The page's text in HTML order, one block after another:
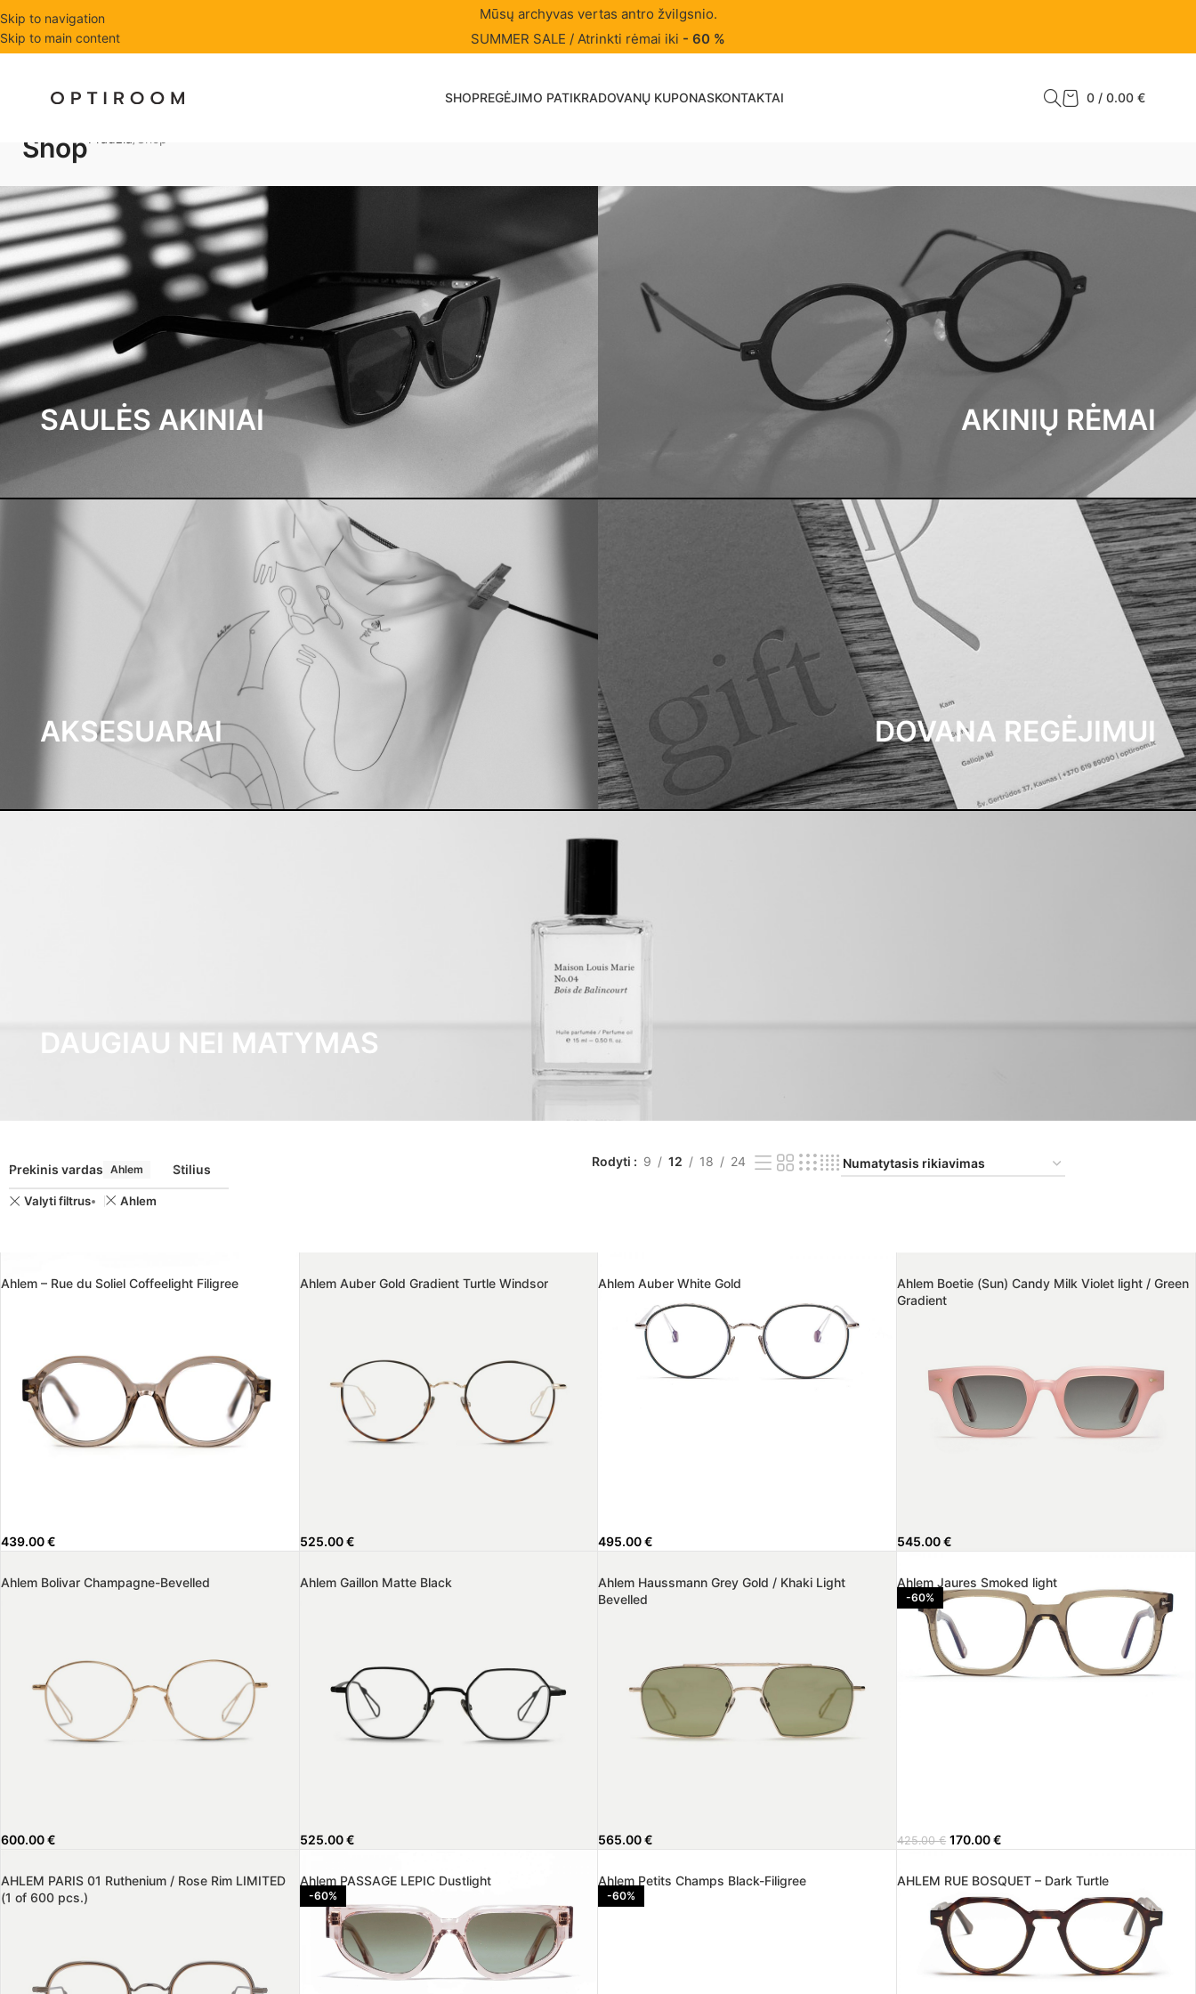
Skip to navigation
Skip to main content
Mūsų archyvas vertas antro žvilgsnio.
SUMMER SALE / Atrinkti rėmai iki - 60 %
SHOPREGĖJIMO PATIKRADOVANŲ KUPONASKONTAKTAI 0 / 0.00 €
Shop
SAULĖS AKINIAI AKINIŲ RĖMAI
AKSESUARAI DOVANA REGĖJIMUI
DAUGIAU NEI MATYMAS
Prekinis vardas Ahlem Stilius
Valyti filtrus Ahlem
Rodyti 9 12 18 24
Ahlem – Rue du Soliel Coffeelight Filigree
439.00€
Ahlem Auber Gold Gradient Turtle Windsor
525.00€
Ahlem Auber White Gold
495.00€
Ahlem Boetie (Sun) Candy Milk­ Violet light / Green
Gradient
545.00€
Ahlem Bolivar Champagne-Bevelled
600.00€
Ahlem Gaillon Matte Black
525.00€
Ahlem Haussmann Grey Gold / Khaki Light
Bevelled
565.00€
-60%
Ahlem Jaures Smoked light
425.00€ 170.00€
AHLEM PARIS 01 Ruthenium / Rose Rim LIMITED
(1 of 600 pcs.)
-60%
Ahlem PASSAGE LEPIC Dustlight
-60%
Ahlem Petits Champs Black-Filigree AHLEM RUE BOSQUET – Dark Turtle